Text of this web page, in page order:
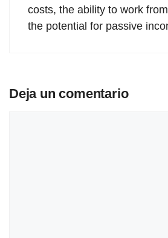
costs, the ability to work
the potential for passive
Deja un comentario